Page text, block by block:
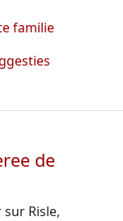
familie
de
Risle,